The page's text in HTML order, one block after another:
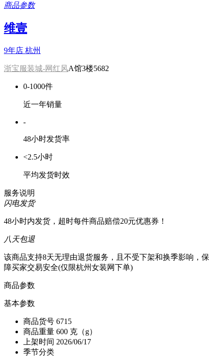
商品参数
维壹
9年店 杭州
浙宝服装城-网红风A馆3楼5682
0-1000件
近一年销量
-
48小时发货率
<2.5小时
平均发货时效
服务说明
闪电发货
48小时内发货，超时每件商品赔偿20元优惠券！
八天包退
该商品支持8天无理由退货服务，且不受下架和换季影响，保
障买家交易安全(仅限杭州女装网下单)
商品参数
基本参数
商品货号 6715
商品重量 600 克（g）
上架时间 2026/06/17
季节分类